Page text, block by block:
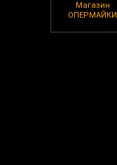
Магазин
ОПЕРМАЙКИ